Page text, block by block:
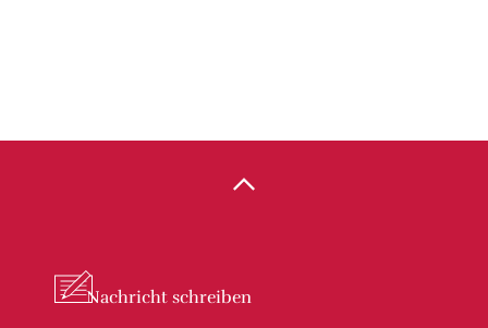
Nachricht schreiben